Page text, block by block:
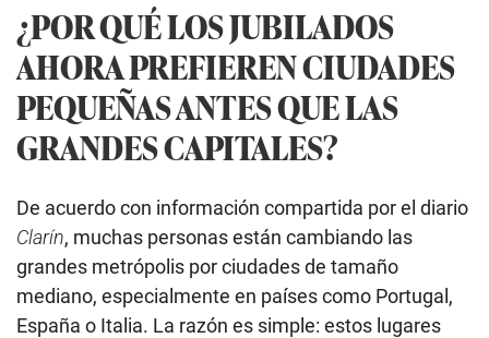
¿POR QUÉ LOS JUBILADOS
AHORA PREFIEREN CIUDADES
PEQUEÑAS ANTES QUE LAS
GRANDES CAPITALES?
De acuerdo con información compartida por el diario
Clarín, muchas personas están cambiando las
grandes metrópolis por ciudades de tamaño
mediano, especialmente en países como Portugal,
España o Italia. La razón es simple: estos lugares